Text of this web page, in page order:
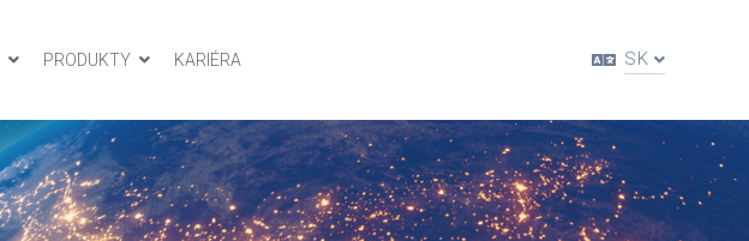
PRODUKTY KARIÉRA SK